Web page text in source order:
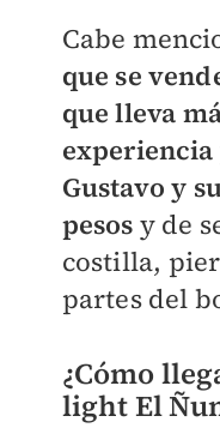
Cabe
que se
que lleva
Gustavo y
pesos y de
costilla,
partes del
¿Cómo
light El